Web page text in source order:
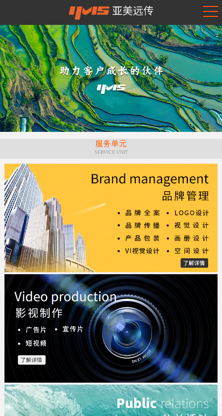
服务单元
SERVICE UNIT